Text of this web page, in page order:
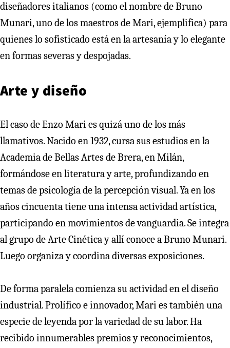
diseñadores italianos (como el nombre de Bruno
Munari, uno de los maestros de Mari, ejemplifica) para
quienes lo sofisticado está en la artesanía y lo elegante
en formas severas y despojadas.
Arte y diseño
El caso de Enzo Mari es quizá uno de los más
llamativos. Nacido en 1932, cursa sus estudios en la
Academia de Bellas Artes de Brera, en Milán,
formándose en literatura y arte, profundizando en
temas de psicología de la percepción visual. Ya en los
años cincuenta tiene una intensa actividad artística,
participando en movimientos de vanguardia. Se integra
al grupo de Arte Cinética y allí conoce a Bruno Munari.
Luego organiza y coordina diversas exposiciones.
De forma paralela comienza su actividad en el diseño
industrial. Prolífico e innovador, Mari es también una
especie de leyenda por la variedad de su labor. Ha
recibido innumerables premios y reconocimientos,